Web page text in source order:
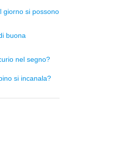
giorno si possono
buona
nel segno?
si incanala?